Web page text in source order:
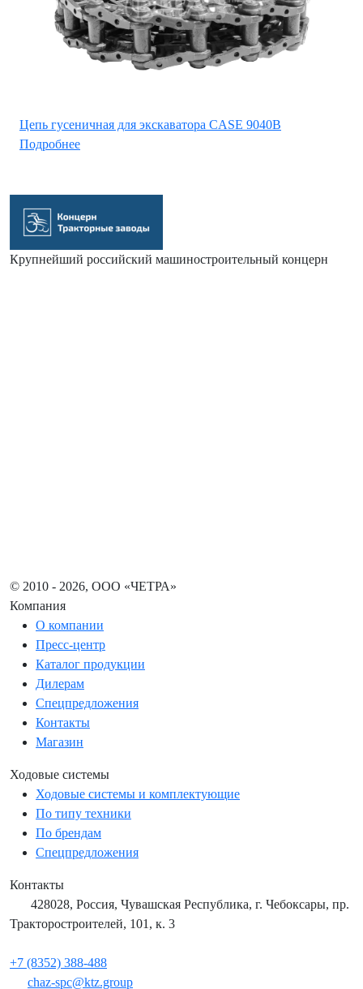
Цепь гусеничная для экскаватора CASE 9040B
Подробнее
Крупнейший российский машиностроительный концерн
© 2010 - 2026, ООО «ЧЕТРА»
Компания
О компании
Пресс-центр
Каталог продукции
Дилерам
Спецпредложения
Контакты
Магазин
Ходовые системы
Ходовые системы и комплектующие
По типу техники
По брендам
Спецпредложения
Контакты
428028, Россия, Чувашская Республика, г. Чебоксары, пр.
Тракторостроителей, 101, к. 3
+7 (8352) 388-488
chaz-spc@ktz.group